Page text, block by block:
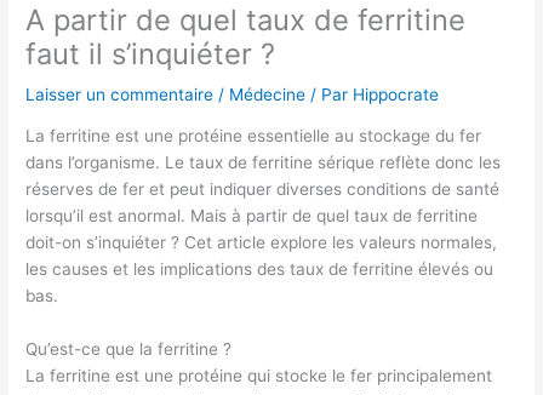
A partir de quel taux de ferritine
faut il s’inquiéter​ ?
Laisser un commentaire / Médecine / Par Hippocrate
La ferritine est une protéine essentielle au stockage du fer
dans l’organisme. Le taux de ferritine sérique reflète donc les
réserves de fer et peut indiquer diverses conditions de santé
lorsqu’il est anormal. Mais à partir de quel taux de ferritine
doit-on s’inquiéter ? Cet article explore les valeurs normales,
les causes et les implications des taux de ferritine élevés ou
bas.
Qu’est-ce que la ferritine ?
La ferritine est une protéine qui stocke le fer principalement